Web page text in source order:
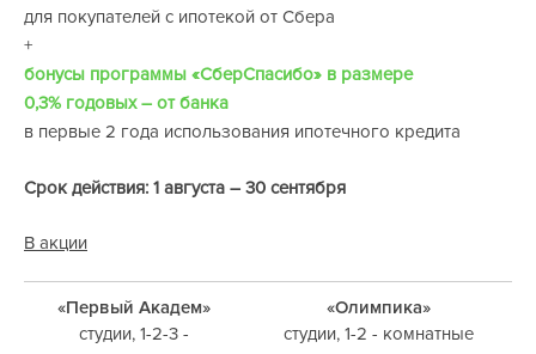
для покупателей с ипотекой от Сбера
+
бонусы программы «СберСпасибо» в размере
0,3% годовых – от банка
в первые 2 года использования ипотечного кредита
Срок действия: 1 августа – 30 сентября
В акции
«Первый Академ»
студии, 1-2-3 -
«Олимпика»
студии, 1-2 - комнатные